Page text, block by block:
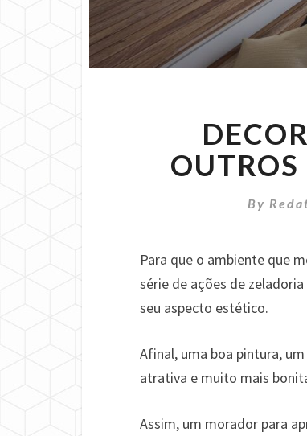
By
Para que o ambiente que
série de ações de
seu aspecto estético.
Afinal, uma boa pintura,
atrativa e muito mais
Assim, um morador para